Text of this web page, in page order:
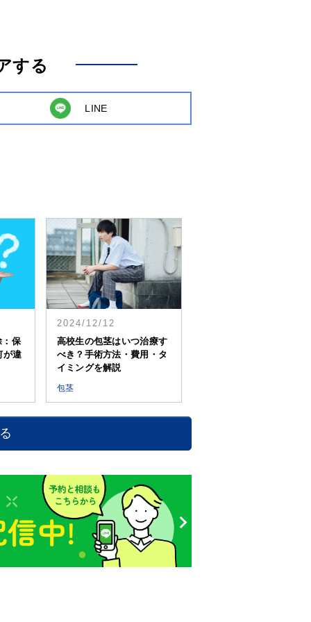
する
LINE
：保
が違
2024/12/12
高校生の包茎はいつ治療す
べき？手術方法・費用・タ
イミングを解説
包茎